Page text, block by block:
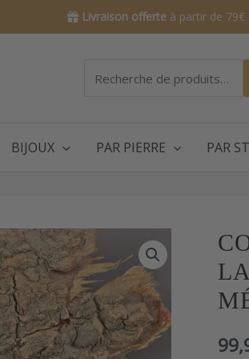
Livraison offerte à partir de 79€
BIJOUX PAR PIERRE PAR
de
Collier
en
pyrite